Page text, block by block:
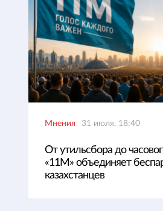
Мнения 31 июля, 18:40
От утильсбора до
«11М» объединяет
казахстанцев